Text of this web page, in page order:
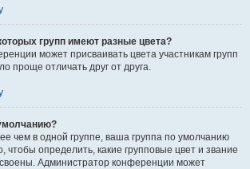
групп имеют разные цвета?
может присваивать цвета участникам групп
проще отличать друг от друга.
чем в одной группе, ваша группа по умолчанию
чтобы определить, какие групповые цвет и звание
Администратор конференции может